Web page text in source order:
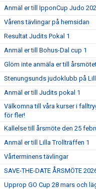
Anmäl er till IpponCup Judo
Vårens tävlingar på hemsidan
Resultat Judits Pokal 1
Anmäl er till Bohus-Dal cup 1
Glöm inte anmäla er till
Stenungsunds judoklubb på
Anmäl er till Judits pokal 1
Välkomna till våra kurser i
för fler!
Kallelse till årsmöte den 25
Anmäl er till Lilla Trollträffen 1
Vårterminens tävlingar
SAVE-THE-DATE ÅRSMÖTE
Upprop GO Cup 28 mars och